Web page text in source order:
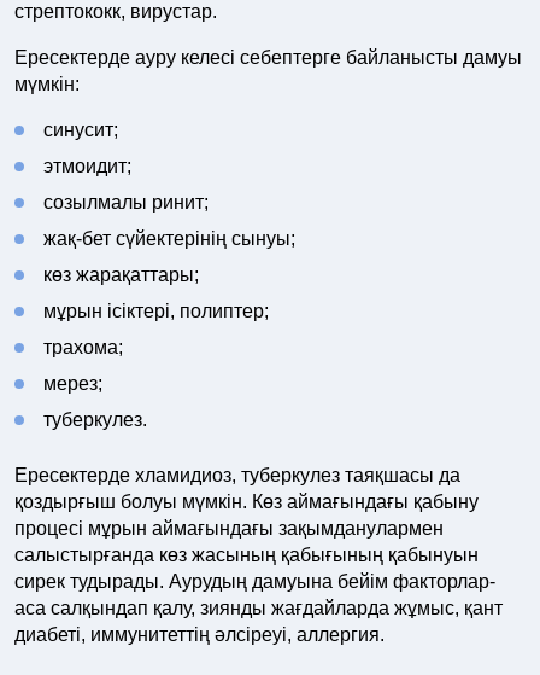
стрептококк, вирустар.
Ересектерде ауру келесі себептерге байланысты дамуы
мүмкін:
синусит;
этмоидит;
созылмалы ринит;
жақ-бет сүйектерінің сынуы;
көз жарақаттары;
мұрын ісіктері, полиптер;
трахома;
мерез;
туберкулез.
Ересектерде хламидиоз, туберкулез таяқшасы да
қоздырғыш болуы мүмкін. Көз аймағындағы қабыну
процесі мұрын аймағындағы зақымданулармен
салыстырғанда көз жасының қабығының қабынуын
сирек тудырады. Аурудың дамуына бейім факторлар-
аса салқындап қалу, зиянды жағдайларда жұмыс, қант
диабеті, иммунитеттің әлсіреуі, аллергия.